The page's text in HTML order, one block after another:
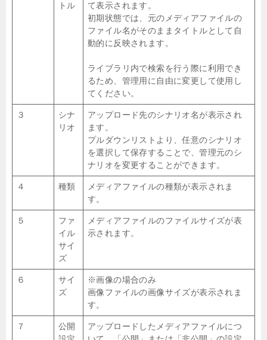
トル
て表示されます。
初期状態では、元のメディアファイルの
ファイル名がそのままタイトルとして自
動的に反映されます。
ライブラリ内で検索を行う際に利用でき
るため、管理用に自由に変更して使用し
てください。
３
シナ
リオ
アップロード先のシナリオ名が表示され
ます。
プルダウンリストより、任意のシナリオ
を選択して保存することで、管理元のシ
ナリオを変更することができます。
４ 種類
メディアファイルの種類が表示されま
す。
５
ファ
イル
サイ
ズ
メディアファイルのファイルサイズが表
示されます。
６
サイ
ズ
※画像の場合のみ
画像ファイルの画像サイズが表示されま
す。
７
公開
アップロードしたメディアファイルにつ